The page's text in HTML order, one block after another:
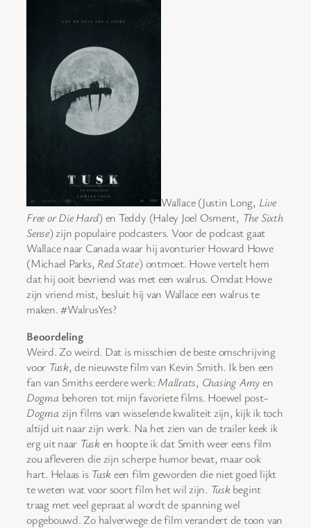
Wallace (Justin Long, Live
Free or Die Hard) en Teddy (Haley Joel Osment, The Sixth
Sense) zijn populaire podcasters. Voor de podcast gaat
Wallace naar Canada waar hij avonturier Howard Howe
(Michael Parks, Red State) ontmoet. Howe vertelt hem
dat hij ooit bevriend was met een walrus. Omdat Howe
zijn vriend mist, besluit hij van Wallace een walrus te
maken. #WalrusYes?
Beoordeling
Weird. Zo weird. Dat is misschien de beste omschrijving
voor Tusk, de nieuwste film van Kevin Smith. Ik ben een
fan van Smiths eerdere werk: Mallrats, Chasing Amyen
Dogmabehoren tot mijn favoriete films. Hoewel post-
Dogmazijn films van wisselende kwaliteit zijn, kijk ik toch
altijd uit naar zijn werk. Na het zien van de trailer keek ik
erg uit naar Tusken hoopte ik dat Smith weer eens film
zou afleveren die zijn scherpe humor bevat, maar ook
hart. Helaas is Tuskeen film geworden die niet goed lijkt
te weten wat voor soort film het wil zijn. Tuskbegint
traag met veel gepraat al wordt de spanning wel
opgebouwd. Zo halverwege de film verandert de toon van